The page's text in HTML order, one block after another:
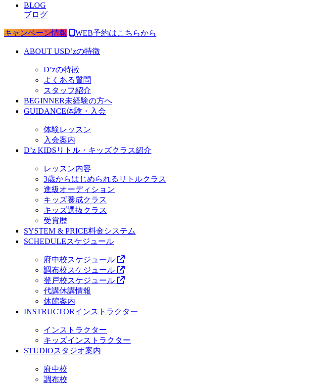
BLOG
ブログ
キャンペーン情報 WEB予約はこちらから
ABOUT USD’zの特徴
D’zの特徴
よくある質問
スタッフ紹介
BEGINNER未経験の方へ
GUIDANCE体験・入会
体験レッスン
入会案内
D’z KIDS リトル・キッズクラス紹介
レッスン内容
3歳からはじめられるリトルクラス
進級オーディション
キッズ養成クラス
キッズ選抜クラス
受賞歴
SYSTEM & PRICE料金システム
SCHEDULEスケジュール
府中校スケジュール
調布校スケジュール
登戸校スケジュール
代講休講情報
休館案内
INSTRUCTORインストラクター
インストラクター
キッズインストラクター
STUDIOスタジオ案内
府中校
調布校